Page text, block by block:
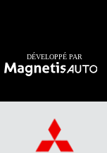
DÉVELOPPÉ PAR